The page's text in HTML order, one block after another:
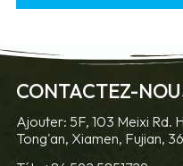
CONTACTEZ-
Ajouter: 5F, 103 Meixi Rd.
Tong'an, Xiamen, Fujian,